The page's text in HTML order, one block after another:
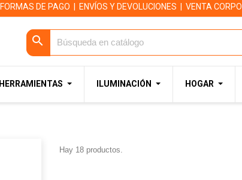
FORMAS DE PAGO ENVÍOS Y DEVOLUCIONES VENTA
search
HERRAMIENTAS ILUMINACIÓN HOGAR
Hay 18 productos.